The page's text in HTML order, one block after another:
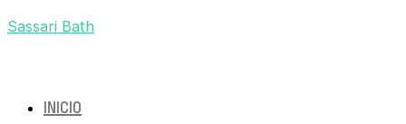
Sassari Bath
INICIO